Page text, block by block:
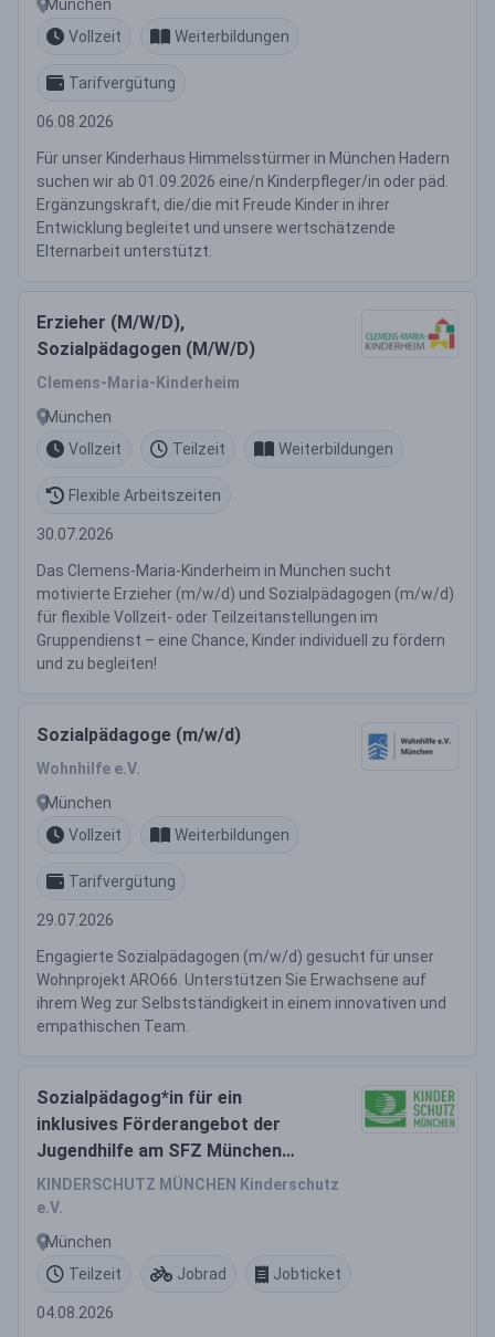
München
Vollzeit
Weiterbildungen
Tarifvergütung
06.08.2026
Für unser Kinderhaus Himmelsstürmer in München Hadern
suchen wir ab 01.09.2026 eine/n Kinderpfleger/in oder päd.
Ergänzungskraft, die/die mit Freude Kinder in ihrer
Entwicklung begleitet und unsere wertschätzende
Elternarbeit unterstützt.
Erzieher (M/W/D),
Sozialpädagogen (M/W/D)
Clemens-Maria-Kinderheim
München
Vollzeit
Teilzeit Weiterbildungen
Flexible Arbeitszeiten
30.07.2026
Das Clemens-Maria-Kinderheim in München sucht
motivierte Erzieher (m/w/d) und Sozialpädagogen (m/w/d)
für flexible Vollzeit- oder Teilzeitanstellungen im
Gruppendienst – eine Chance, Kinder individuell zu fördern
und zu begleiten!
Sozialpädagoge (m/w/d)
Wohnhilfe e.V.
München
Vollzeit
Weiterbildungen
Tarifvergütung
29.07.2026
Engagierte Sozialpädagogen (m/w/d) gesucht für unser
Wohnprojekt ARO66. Unterstützen Sie Erwachsene auf
ihrem Weg zur Selbstständigkeit in einem innovativen und
empathischen Team.
Sozialpädagog*in für ein
inklusives Förderangebot der
Jugendhilfe am SFZ München
Nord-Ost
KINDERSCHUTZ MÜNCHEN Kinderschutz
e.V.
München
Teilzeit
Jobrad Jobticket
04.08.2026